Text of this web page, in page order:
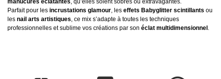
manucures éclatantes, qu’elles soient sobres ou extravagantes.
Parfait pour les incrustations glamour, les effets Babyglitter scintillants ou
les nail arts artistiques, ce mix s’adapte à toutes les techniques
professionnelles et sublime vos créations par son éclat multidimensionnel.